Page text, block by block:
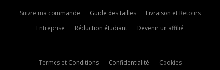
Suivre ma commande Guide des tailles
Livraison et Retours
Entreprise
Réduction étudiant Devenir un affilié
Termes et Conditions Confidentialité Cookies